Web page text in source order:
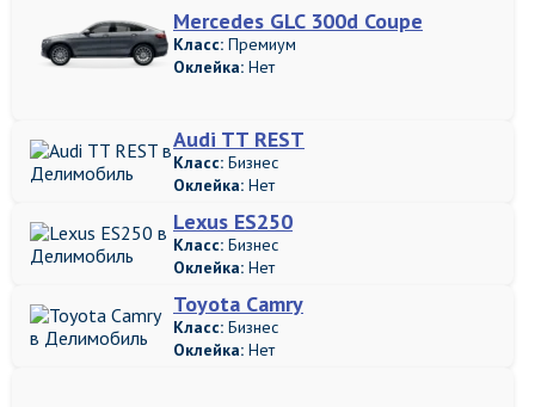
Mercedes GLC 300d Coupe
Класс: Премиум
Оклейка: Нет
Audi TT REST
Класс: Бизнес
Оклейка: Нет
Lexus ES250
Класс: Бизнес
Оклейка: Нет
Toyota Camry
Класс: Бизнес
Оклейка: Нет